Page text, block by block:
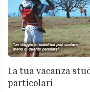
La tua vacanza
particolari